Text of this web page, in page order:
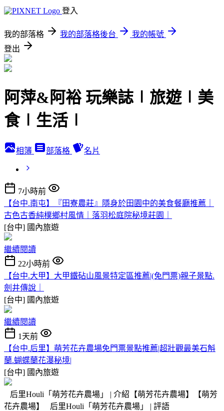
登入
我的部落格 我的部落格後台
我的帳號
登出
阿萍&阿裕 玩樂誌∣旅遊∣美
食∣生活∣
相簿 部落格 名片
7小時前
【台中.南屯】『田寮農莊』隱身於田園中的美食餐廳推薦｜
古色古香純樸鄉村風情｜落羽松庭院秘境莊園｜
[台中] 國內旅遊
繼續閱讀
22小時前
【台中.大甲】大甲鐵砧山風景特定區推薦|(免門票)親子景點.
劍井傳說｜
[台中] 國內旅遊
繼續閱讀
1天前
【台中.后里】萌芳花卉農場免門票景點推薦|超壯觀最美石斛
蘭.蝴蝶蘭花瀑秘境|
[台中] 國內旅遊
后里Houli「萌芳花卉農場」 | 介紹【萌芳花卉農場】【萌芳
花卉農場】 后里Houli「萌芳花卉農場」 | 評語